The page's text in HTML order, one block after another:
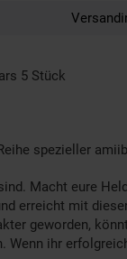
5 Stück
spezieller
Macht eure
erreicht mit
geworden,
Wenn ihr